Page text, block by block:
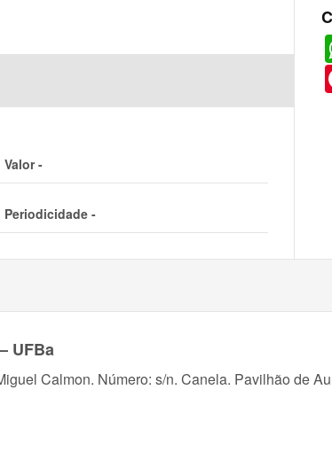
Valor -
Periodicidade -
UFBa
Calmon. Número: s/n. Canela. Pavilhão de